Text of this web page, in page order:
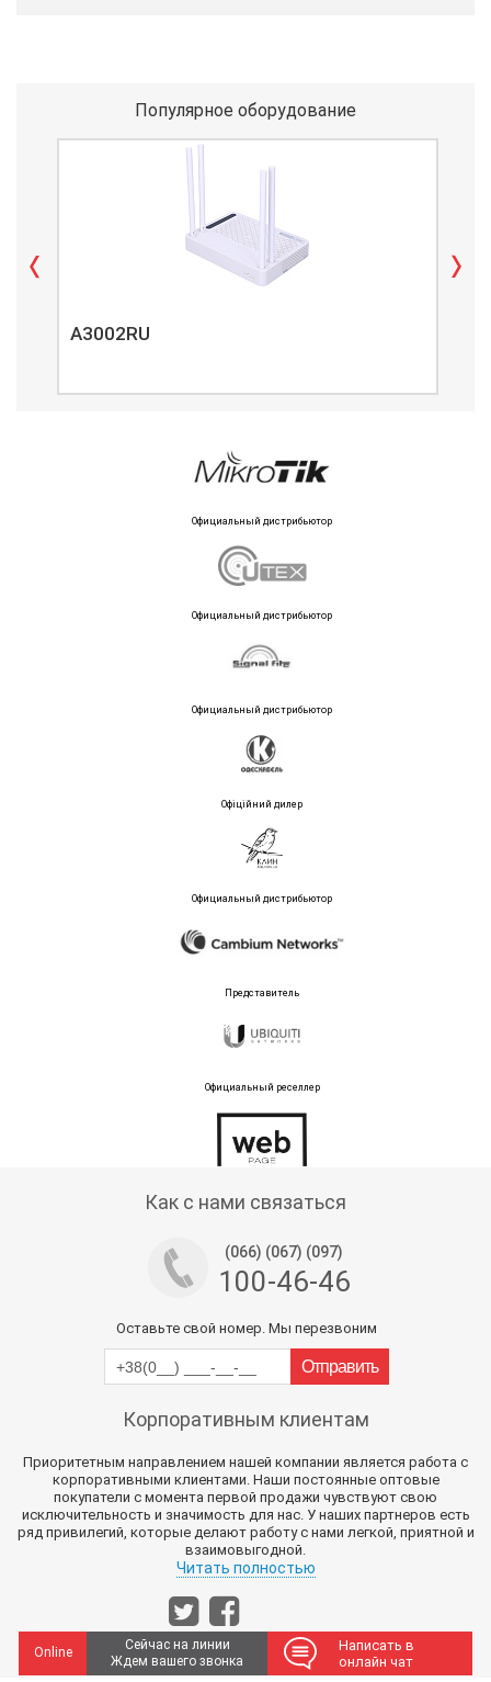
Популярное оборудование
A3002RU
Официальный дистрибьютор
Официальный дистрибьютор
Официальный дистрибьютор
Офіційний дилер
Официальный дистрибьютор
Представитель
Официальный реселлер
Как с нами связаться
(066) (067) (097)
100-46-46
Оставьте свой номер. Мы перезвоним
Корпоративным клиентам
Приоритетным направлением нашей компании является работа с
корпоративными клиентами. Наши постоянные оптовые
покупатели с момента первой продажи чувствуют свою
исключительность и значимость для нас. У наших партнеров есть
ряд привилегий, которые делают работу с нами легкой, приятной и
взаимовыгодной.
Читать полностью
Online
Сейчас на линии
Ждем вашего звонка
Написать в
онлайн чат